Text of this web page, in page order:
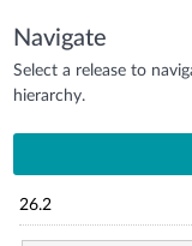
Navigate
Select a release to
hierarchy.
26.2